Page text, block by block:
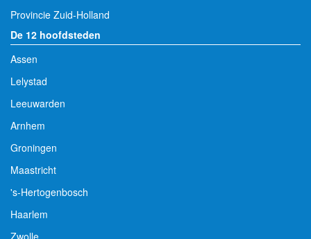
Provincie Zuid-Holland
De 12 hoofdsteden
Assen
Lelystad
Leeuwarden
Arnhem
Groningen
Maastricht
's-Hertogenbosch
Haarlem
Zwolle